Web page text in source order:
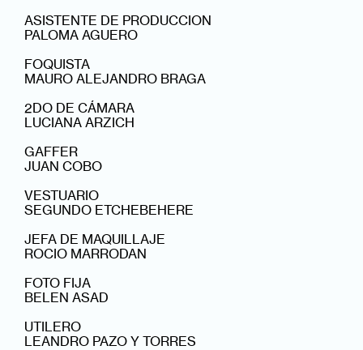
ASISTENTE DE PRODUCCION
PALOMA AGUERO
FOQUISTA
MAURO ALEJANDRO BRAGA
2DO DE CÁMARA
LUCIANA ARZICH
GAFFER
JUAN COBO
VESTUARIO
SEGUNDO ETCHEBEHERE
JEFA DE MAQUILLAJE
ROCIO MARRODAN
FOTO FIJA
BELEN ASAD
UTILERO
LEANDRO PAZO Y TORRES